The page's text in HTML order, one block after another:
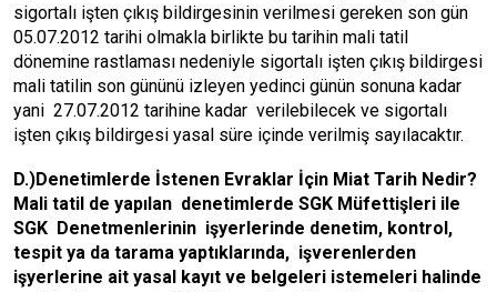
sigortalı işten çıkış bildirgesinin verilmesi gereken son gün
05.07.2012 tarihi olmakla birlikte bu tarihin mali tatil
dönemine rastlaması nedeniyle sigortalı işten çıkış bildirgesi
mali tatilin son gününü izleyen yedinci günün sonuna kadar
yani 27.07.2012 tarihine kadar verilebilecek ve sigortalı
işten çıkış bildirgesi yasal süre içinde verilmiş sayılacaktır.
D.)Denetimlerde İstenen Evraklar İçin Miat Tarih Nedir?
Mali tatil de yapılan denetimlerde SGK Müfettişleri ile
SGK Denetmenlerinin işyerlerinde denetim, kontrol,
tespit ya da tarama yaptıklarında, işverenlerden
işyerlerine ait yasal kayıt ve belgeleri istemeleri halinde